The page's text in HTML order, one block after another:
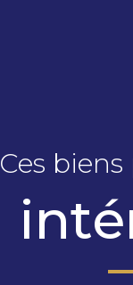
Ces